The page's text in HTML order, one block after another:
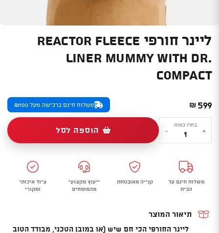
ליינר חורפי REACTOR FLEECE
LINER MUMMY WITH DR.
COMPACT
₪ 599 משלוח חינם ברכישה מעל ₪100
+
כמות
של
חורפי
REACTOR
FLEECE
Mummy
בחרו כמות
- הוספה לסל
משלוח חינם עד
הבית
קנייה מאובטחת
ייעוץ מקצועי
מהמומחים
ציוד איכותי
ומקורי
תיאור המוצר
ליינר החורפי הכי חם שיש (או במובן הטכני, מבודד הטוב